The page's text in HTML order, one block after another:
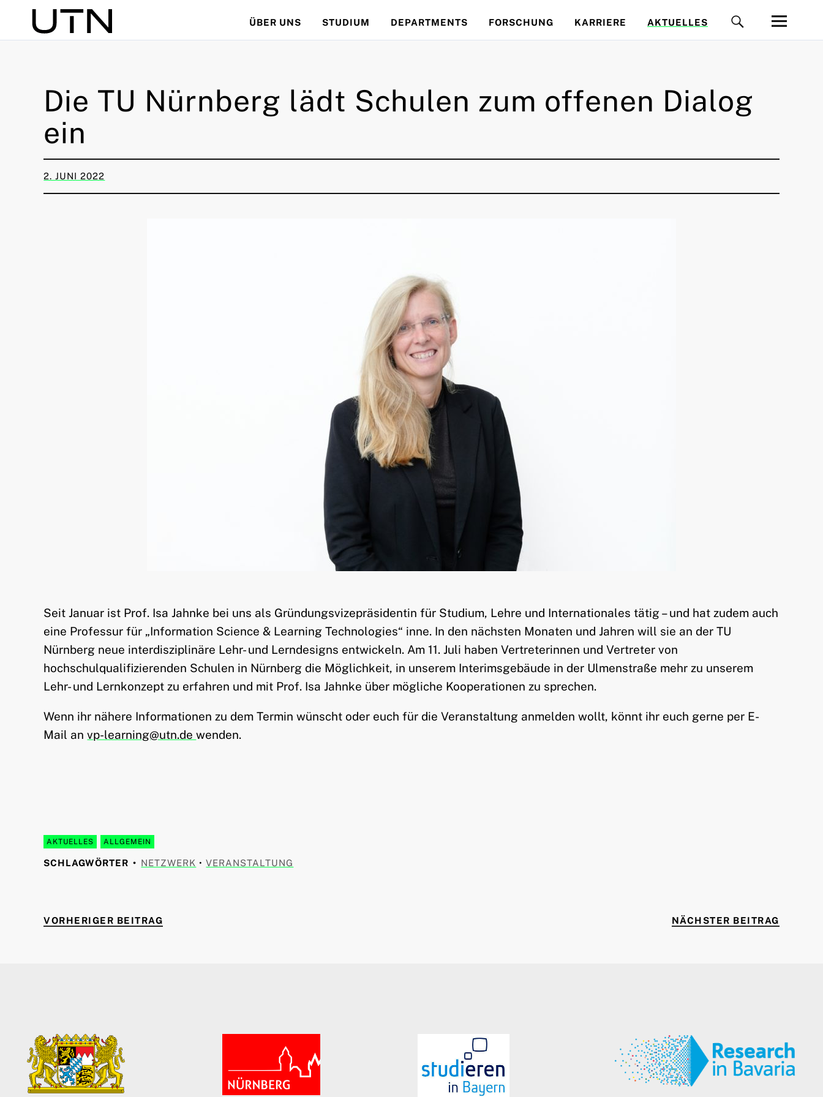
ÜBER UNS STUDIUM DEPARTMENTS FORSCHUNG KARRIERE AKTUELLES
Die TU Nürnberg lädt Schulen zum offenen Dialog
ein
2. JUNI 2022
Seit Januar ist Prof. Isa Jahnke bei uns als Gründungsvizepräsidentin für Studium, Lehre und Internationales tätig – und hat zudem auch
eine Professur für „Information Science & Learning Technologies“ inne. In den nächsten Monaten und Jahren will sie an der TU
Nürnberg neue interdisziplinäre Lehr- und Lerndesigns entwickeln. Am 11. Juli haben Vertreterinnen und Vertreter von
hochschulqualifizierenden Schulen in Nürnberg die Möglichkeit, in unserem Interimsgebäude in der Ulmenstraße mehr zu unserem
Lehr- und Lernkonzept zu erfahren und mit Prof. Isa Jahnke über mögliche Kooperationen zu sprechen.
Wenn ihr nähere Informationen zu dem Termin wünscht oder euch für die Veranstaltung anmelden wollt, könnt ihr euch gerne per E-
Mail anvp-learning@utn.dewenden.
AKTUELLES ALLGEMEIN
SCHLAGWÖRTER NETZWERK •VERANSTALTUNG
Beitragsnavigation
VORHERIGER BEITRAG NÄCHSTER BEITRAG